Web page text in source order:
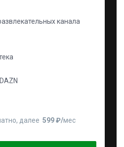
канала
далее 599 ₽⁠/⁠мес